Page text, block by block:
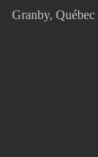
Granby, Québec